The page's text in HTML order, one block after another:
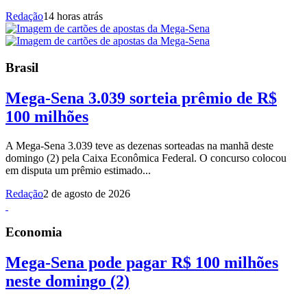
Redação14 horas atrás
Brasil
Mega-Sena 3.039 sorteia prêmio de R$
100 milhões
A Mega-Sena 3.039 teve as dezenas sorteadas na manhã deste
domingo (2) pela Caixa Econômica Federal. O concurso colocou
em disputa um prêmio estimado...
Redação2 de agosto de 2026
Economia
Mega-Sena pode pagar R$ 100 milhões
neste domingo (2)